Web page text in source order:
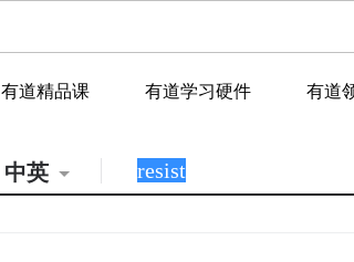
有道精品课 有道学习硬件 有道
中英